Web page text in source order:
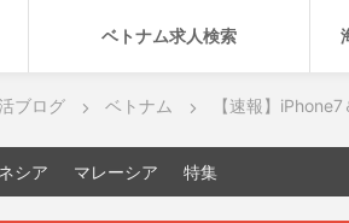
ベトナム求人検索
ブログ ベトナム 【速報】
シア マレーシア 特集